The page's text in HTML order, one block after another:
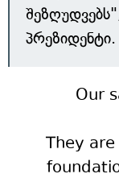
პრეზიდენტი.
Our
They